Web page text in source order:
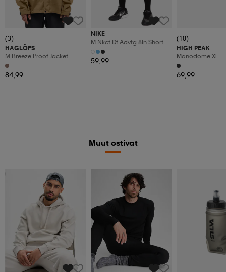
(3)
HAGLÖFS
M Breeze Proof Jacket
84,99
NIKE
M Nkct Df Advtg 8in Short
59,99
(10)
HIGH PEAK
Monodome Xl
69,99
Muut ostivat
Valitse 2, maksa 44,99€ Kampanja -25%